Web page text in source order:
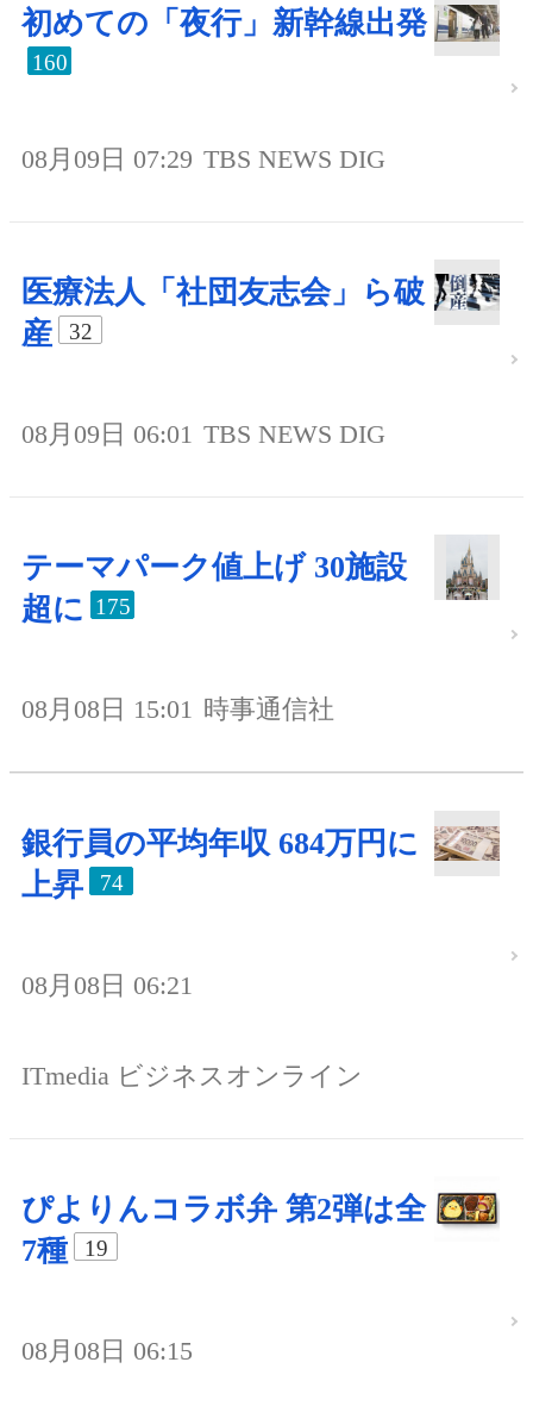
初めての「夜行」新幹線出発
160
08月09日 07:29 TBS NEWS DIG
医療法人「社団友志会」ら破
産
32
08月09日 06:01 TBS NEWS DIG
テーマパーク値上げ 30施設
超に 175
08月08日 15:01 時事通信社
銀行員の平均年収 684万円に
上昇
74
08月08日 06:21
ITmedia ビジネスオンライン
ぴよりんコラボ弁 第2弾は全
7種
19
08月08日 06:15